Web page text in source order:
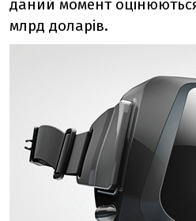
даний момент
млрд доларів.